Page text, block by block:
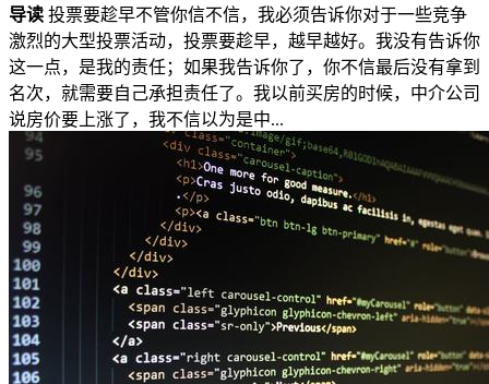
导读 投票要趁早不管你信不信，我必须告诉你对于一些竞争
激烈的大型投票活动，投票要趁早，越早越好。我没有告诉你
这一点，是我的责任；如果我告诉你了，你不信最后没有拿到
名次，就需要自己承担责任了。我以前买房的时候，中介公司
说房价要上涨了，我不信以为是中...